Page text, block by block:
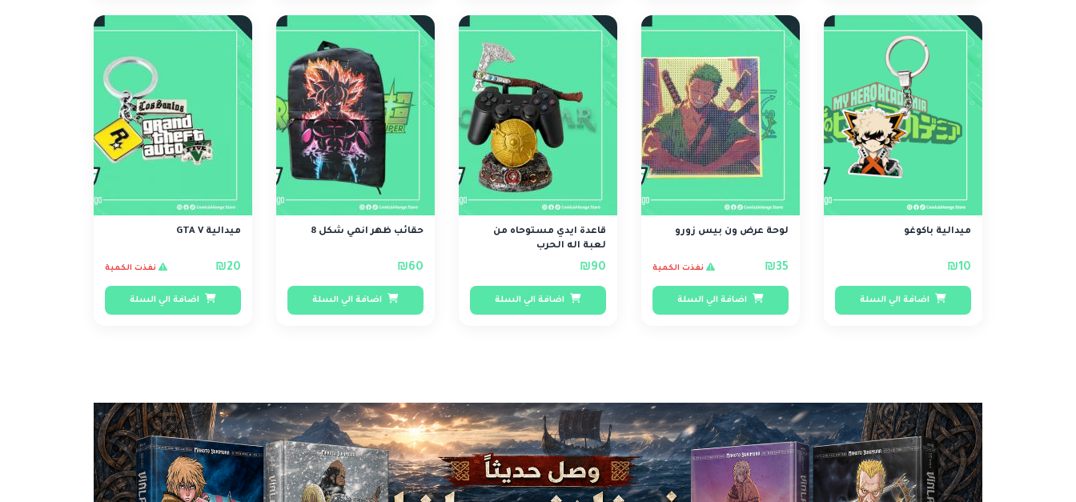
ميدالية باكوغو
₪10
اضافة الي السلة
لوحة عرض ون بيس زورو
₪35 نفذت الكمية
اضافة الي السلة
قاعدة ايدي مستوحاه من
لعبة اله الحرب
₪90
اضافة الي السلة
حقائب ظهر انمي شكل 8
₪60
اضافة الي السلة
ميدالية GTA V
₪20 نفذت الكمية
اضافة الي السلة